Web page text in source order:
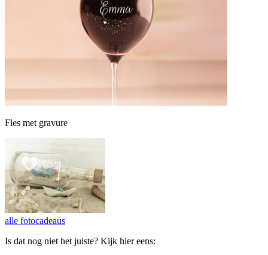
Fles met gravure
alle fotocadeaus
Is dat nog niet het juiste? Kijk hier eens: